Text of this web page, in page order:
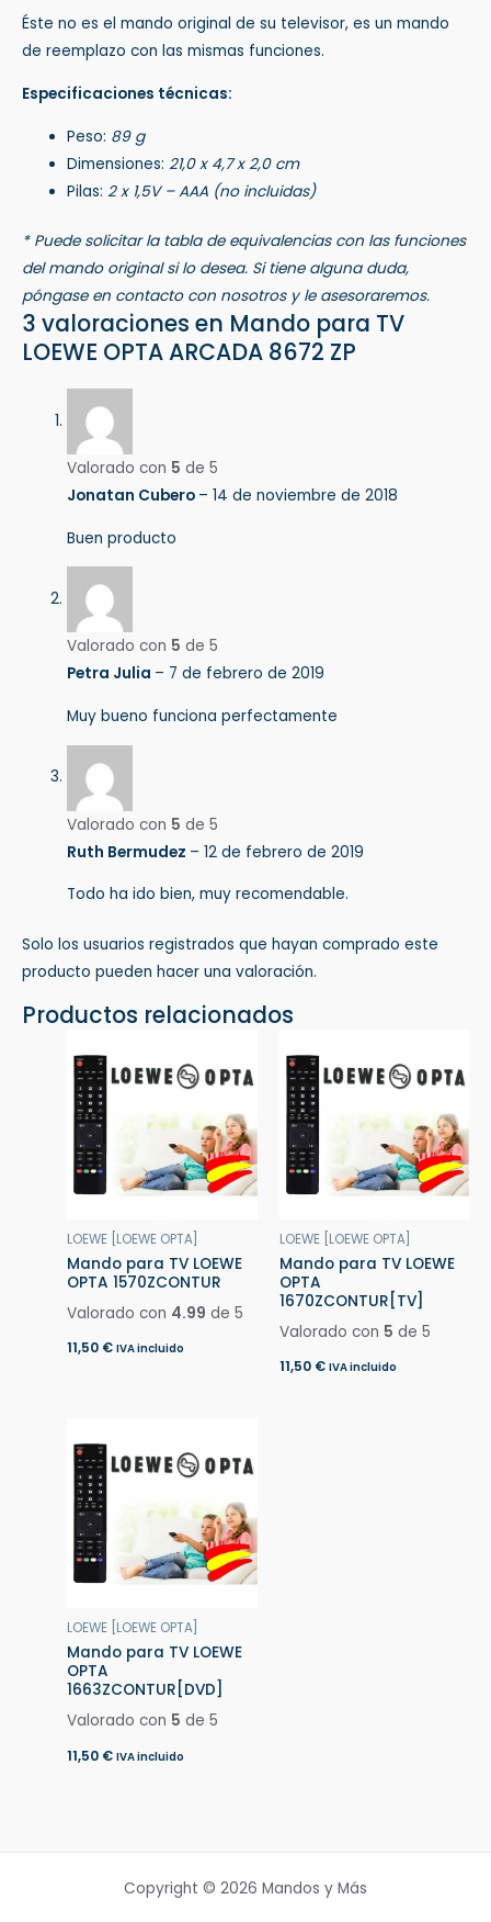
Éste no es el mando original de su televisor, es un mando
de reemplazo con las mismas funciones.
Especificaciones técnicas:
Peso: 89 g
Dimensiones:21,0 x 4,7 x 2,0 cm
Pilas:2 x 1,5V – AAA (no incluidas)
* Puede solicitar la tabla de equivalencias con las funciones
del mando original si lo desea. Si tiene alguna duda,
póngase en contacto con nosotros y le asesoraremos.
3 valoraciones en Mando para TV
LOEWE OPTA ARCADA 8672 ZP
Valorado con 5 de 5
Jonatan Cubero – 14 de noviembre de 2018
Buen producto
Valorado con 5 de 5
Petra Julia – 7 de febrero de 2019
Muy bueno funciona perfectamente
Valorado con 5 de 5
Ruth Bermudez – 12 de febrero de 2019
Todo ha ido bien, muy recomendable.
Solo los usuarios registrados que hayan comprado este
producto pueden hacer una valoración.
Productos relacionados
LOEWE [LOEWE OPTA]
Mando para TV LOEWE
OPTA 1570ZCONTUR
Valorado con 4.99 de 5
11,50 € IVA incluido
LOEWE [LOEWE OPTA]
Mando para TV LOEWE
OPTA
1670ZCONTUR[TV]
Valorado con 5 de 5
11,50 € IVA incluido
LOEWE [LOEWE OPTA]
Mando para TV LOEWE
OPTA
1663ZCONTUR[DVD]
Valorado con 5 de 5
11,50 € IVA incluido
Copyright © 2026 Mandos y Más